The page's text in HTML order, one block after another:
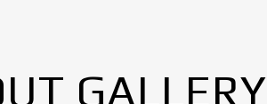
GALLERY